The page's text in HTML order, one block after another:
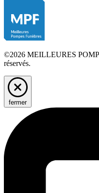
©2026 MEILLEURES
réservés.
fermer